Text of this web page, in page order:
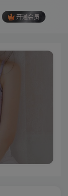
开通会员